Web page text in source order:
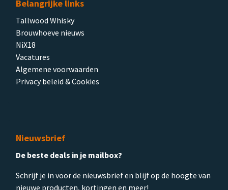
Belangrijke links
Tallwood Whisky
Brouwhoeve nieuws
NiX18
Vacatures
Algemene voorwaarden
Privacy beleid & Cookies
Nieuwsbrief
De beste deals in je mailbox?
Schrijf je in voor de nieuwsbrief en blijf op de hoogte van
nieuwe producten, kortingen en meer!